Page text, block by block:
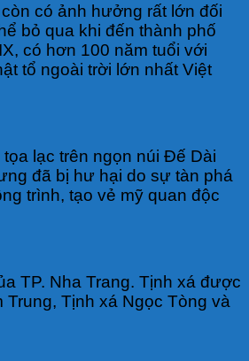
có ảnh hưởng rất lớn đối
bỏ qua khi đến thành phố
có hơn 100 năm tuổi với
tổ ngoài trời lớn nhất Việt
lạc trên ngọn núi Đế Dài
đã bị hư hại do sự tàn phá
trình, tạo vẻ mỹ quan độc
TP. Nha Trang. Tịnh xá được
Tịnh xá Ngọc Tòng và